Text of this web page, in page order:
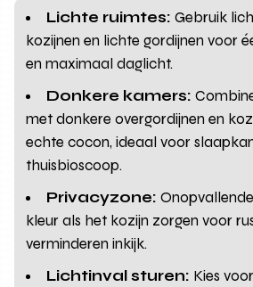
Lichte ruimtes: Gebruik
kozijnen en lichte gordijnen voor
en maximaal daglicht.
Donkere kamers:
met donkere overgordijnen en
echte cocon, ideaal voor
thuisbioscoop.
Privacyzone:
kleur als het kozijn zorgen voor
verminderen inkijk.
Lichtinval sturen: Kies